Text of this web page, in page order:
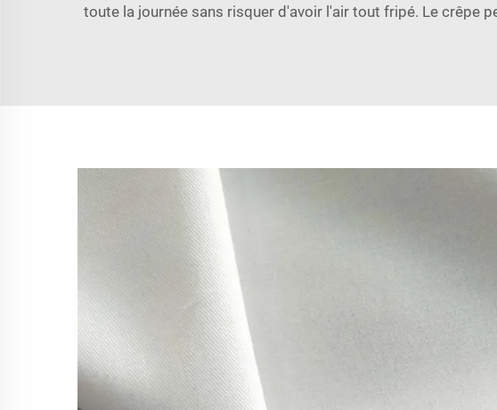
toute la journée sans risquer d'avoir l'air tout fripé. Le crêpe